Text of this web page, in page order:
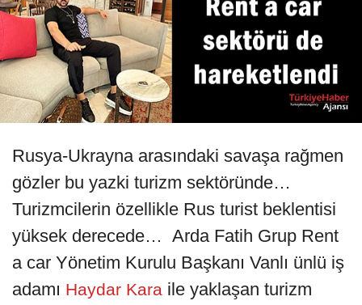
Rusya-Ukrayna arasındaki savaşa rağmen
gözler bu yazki turizm sektöründe…
Turizmcilerin özellikle Rus turist beklentisi
yüksek derecede… Arda Fatih Grup Rent
a car Yönetim Kurulu Başkanı Vanlı ünlü iş
adamı Haydar Kara ile yaklaşan turizm